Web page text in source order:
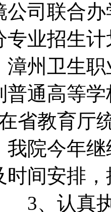
公司联合
专业招生
漳州卫生
普通高等
教育厅统
我院今年
时间安排
、认真执